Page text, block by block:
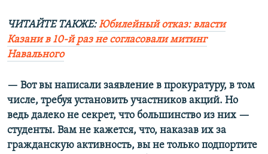
ЧИТАЙТЕ ТАКЖЕ:Юбилейный отказ: власти
Казани в 10-й раз не согласовали митинг
Навального
— Вот вы написали заявление в прокуратуру, в том
числе, требуя установить участников акций. Но
ведь далеко не секрет, что большинство из них —
студенты. Вам не кажется, что, наказав их за
гражданскую активность, вы не только подпортите